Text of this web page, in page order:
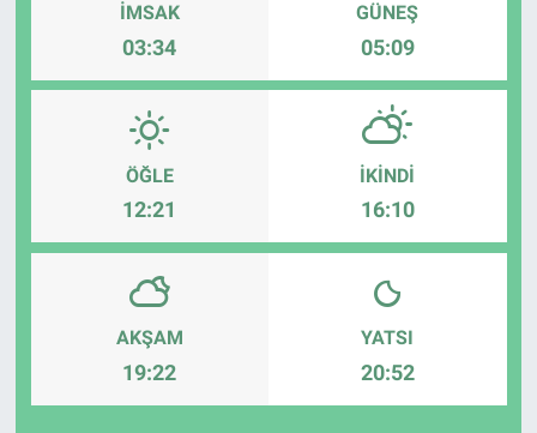
İMSAK
03:34
GÜNEŞ
05:09
ÖĞLE
12:21
İKINDI
16:10
AKŞAM
19:22
YATSI
20:52